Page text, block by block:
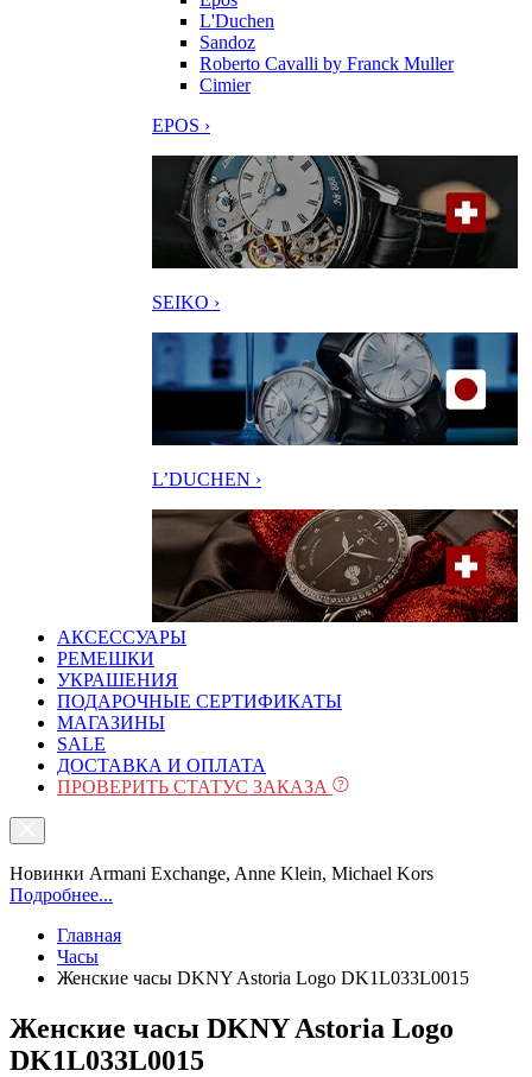
L'Duchen
Sandoz
Roberto Cavalli by Franck Muller
Cimier
EPOS ›
SEIKO ›
L’DUCHEN ›
АКСЕССУАРЫ
РЕМЕШКИ
УКРАШЕНИЯ
ПОДАРОЧНЫЕ СЕРТИФИКАТЫ
МАГАЗИНЫ
SALE
ДОСТАВКА И ОПЛАТА
ПРОВЕРИТЬ СТАТУС ЗАКАЗА
Новинки Armani Exchange, Anne Klein, Michael Kors
Подробнее...
Главная
Часы
Женские часы DKNY Astoria Logo DK1L033L0015
Женские часы DKNY Astoria Logo
DK1L033L0015